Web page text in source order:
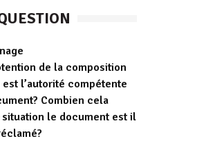
de la composition
l’autorité compétente
Combien cela
le document est il